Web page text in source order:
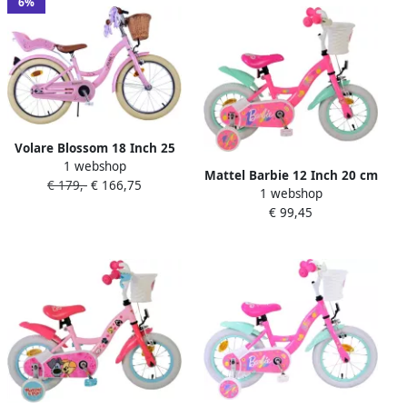
Volare Blossom 18 Inch 25
cm Meisjes Terugtraprem
Roze
1 webshop
€ 179,- € 166,75
Mattel Barbie 12 Inch 20 cm
Meisjes Terugtraprem Roze
Mintgroen
1 webshop
€ 99,45